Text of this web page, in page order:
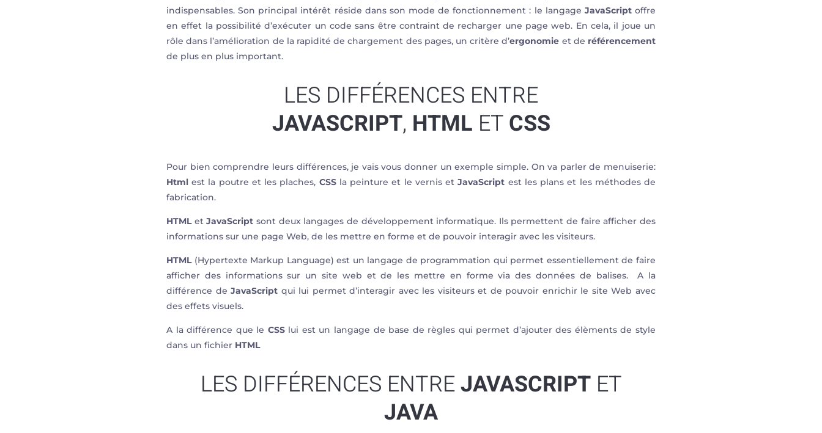
indispensables. Son principal intérêt réside dans son mode de fonctionnement : le langage JavaScriptoffre
en effet la possibilité d’exécuter un code sans être contraint de recharger une page web. En cela, il joue un
rôle dans l’amélioration de la rapidité de chargement des pages, un critère d’ergonomie et de référencement
de plus en plus important.
LES DIFFÉRENCES ENTRE
JAVASCRIPT, HTML ETCSS
Pour bien comprendre leurs différences, je vais vous donner un exemple simple. On va parler de menuiserie:
Html est la poutre et les plaches, CSSla peinture et le vernis etJavaScript est les plans et les méthodes de
fabrication.
HTMLetJavaScript sont deux langages de développement informatique. Ils permettent de faire afficher des
informations sur une page Web, de les mettre en forme et de pouvoir interagir avec les visiteurs.
HTML(Hypertexte Markup Language) est un langage de programmation qui permet essentiellement de faire
afficher des informations sur un site web et de les mettre en forme via des données de balises. A la
différence deJavaScript qui lui permet d’interagir avec les visiteurs et de pouvoir enrichir le site Web avec
des effets visuels.
A la différence que le CSSlui est un langage de base de règles qui permet d’ajouter des élèments de style
dans un fichier HTML
LES DIFFÉRENCES ENTREJAVASCRIPTET
JAVA